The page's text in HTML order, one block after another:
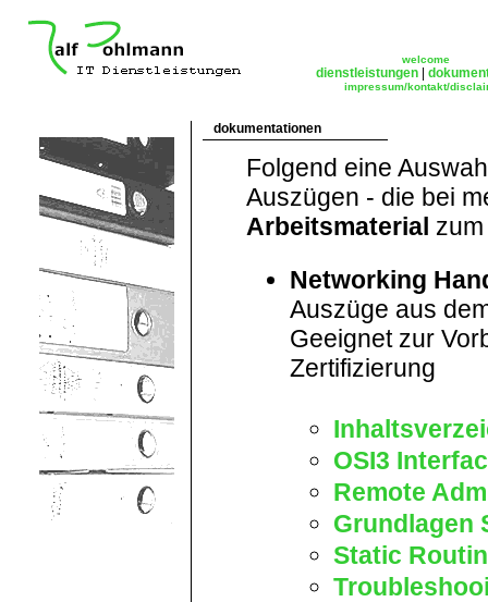
welcome
dienstleistungen|
impressum/kontakt/
dokumentationen
Folgend eine
Auszügen - die bei
Arbeitsmaterial
Networking
Auszüge aus
Geeignet zur
Zertifizierung
OSI3
Remote
Grundlagen
Static